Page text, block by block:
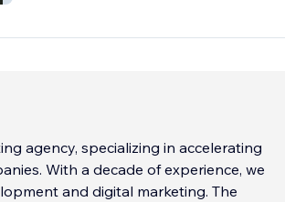
agency, specializing in accelerating
With a decade of experience, we
and digital marketing. The